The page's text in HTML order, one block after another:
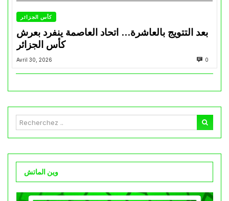
كأس الجزائر
بعد التتويج بالعاشرة… اتحاد العاصمة ينفرد بعرش
كأس الجزائر
Avril 30, 2026 0
وين الماتش